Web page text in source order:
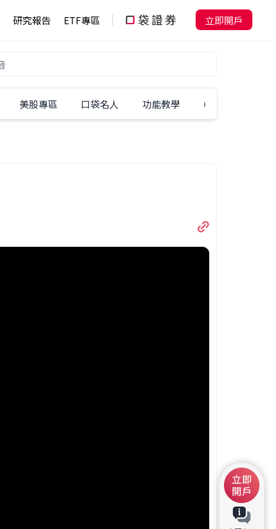
研究報告 ETF專區 立即開戶
美股專區 口袋名人 功能教學 60秒學一招